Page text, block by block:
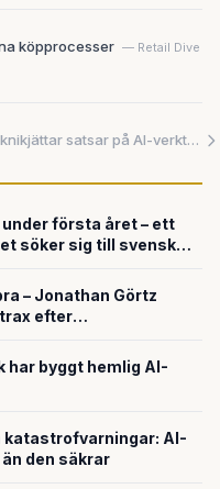
köpprocesser — Retail Dive
Teknikjättar satsar på AI-verktyg för svenska småföretag
första året – ett
söker sig till svensk
– Jonathan Görtz
efter
har byggt hemlig AI-
katastrofvarningar: AI-
den säkrar